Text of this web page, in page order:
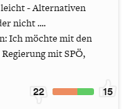
- Alternativen
nicht ....
Ich möchte mit den
mit SPÖ,
22 15